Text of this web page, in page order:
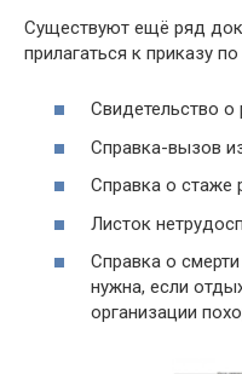
Существуют ещё ряд
прилагаться к приказу
Свидетельство
Справка-вызов
Справка о стаже
Листок
Справка о
нужна, если
организации